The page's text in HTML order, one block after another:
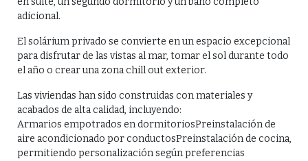
adicional.
El solárium privado se convierte en un espacio excepcional
para disfrutar de las vistas al mar, tomar el sol durante todo
el año o crear una zona chill out exterior.
Las viviendas han sido construidas con materiales y
acabados de alta calidad, incluyendo:
Armarios empotrados en dormitoriosPreinstalación de
aire acondicionado por conductosPreinstalación de cocina,
permitiendo personalización según preferencias